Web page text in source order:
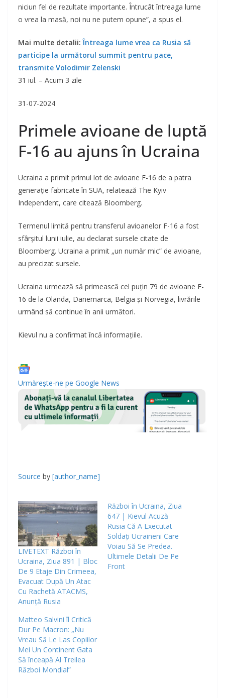
niciun fel de rezultate importante. Întrucât întreaga lume
o vrea la masă, noi nu ne putem opune”, a spus el.
Mai multe detalii:Întreaga lume vrea ca Rusia să
participe la următorul summit pentru pace,
transmite Volodimir Zelenski
31 iul. – Acum 3 zile
31-07-2024
Primele avioane de luptă
F-16 au ajuns în Ucraina
Ucraina a primit primul lot de avioane F-16 de a patra
generație fabricate în SUA, relatează The Kyiv
Independent, care citează Bloomberg.
Termenul limită pentru transferul avioanelor F-16 a fost
sfârșitul lunii iulie, au declarat sursele citate de
Bloomberg. Ucraina a primit „un număr mic” de avioane,
au precizat sursele.
Ucraina urmează să primească cel puțin 79 de avioane F-
16 de la Olanda, Danemarca, Belgia și Norvegia, livrările
urmând să continue în anii următori.
Kievul nu a confirmat încă informațiile.
Urmărește-ne pe Google News
Source by [author_name]
LIVETEXT Război în
Ucraina, Ziua 891 | Bloc
De 9 Etaje Din Crimeea,
Evacuat După Un Atac
Cu Rachetă ATACMS,
Anunță Rusia
Război în Ucraina, Ziua
647 | Kievul Acuză
Rusia Că A Executat
Soldaţi Ucraineni Care
Voiau Să Se Predea.
Ultimele Detalii De Pe
Front
Matteo Salvini îl Critică
Dur Pe Macron: „Nu
Vreau Să Le Las Copiilor
Mei Un Continent Gata
Să înceapă Al Treilea
Război Mondial”